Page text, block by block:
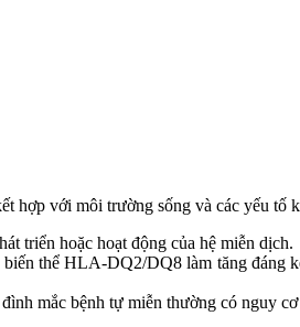
hợp với môi trường sống và các yếu tố
triển hoặc hoạt động của hệ miễn dịch.
thể HLA-DQ2/DQ8 làm tăng đáng
mắc bệnh tự miễn thường có nguy cơ